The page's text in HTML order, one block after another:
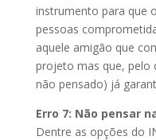
instrumento para que
pessoas
aquele amigão que
projeto mas que, pelo
não pensado) já
Erro 7: Não pensar
Dentre as opções do